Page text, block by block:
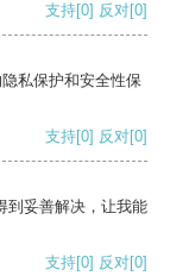
支持[0] 反对[0]
私保护和安全性保
支持[0] 反对[0]
到妥善解决，让我能
支持[0] 反对[0]